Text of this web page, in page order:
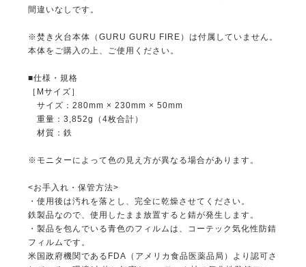
間違いなしです。
※焚き火台本体（GURU GURU FIRE）は付属していません。
本体をご購入の上、ご使用ください。
■仕様・規格
［Mサイズ］
サイズ：280mm × 230mm × 50mm
重量：3,852g（4枚合計）
材質：鉄
※モニターによって色の見え方が異なる場合があります。
<お手入れ・保管方法>
・使用後は汚れを落とし、完全に乾燥させてください。
鉄製品なので、使用したまま放置すると錆が発生します。
・製品を包んでいる青色のフィルムは、コーテック気化性防錆
フィルムです。
米国政府機関であるFDA（アメリカ食品医薬品局）より認可さ